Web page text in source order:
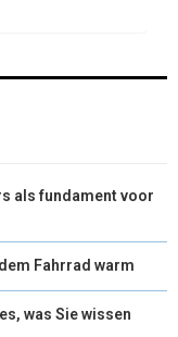
als fundament voor
Fahrrad warm
was Sie wissen